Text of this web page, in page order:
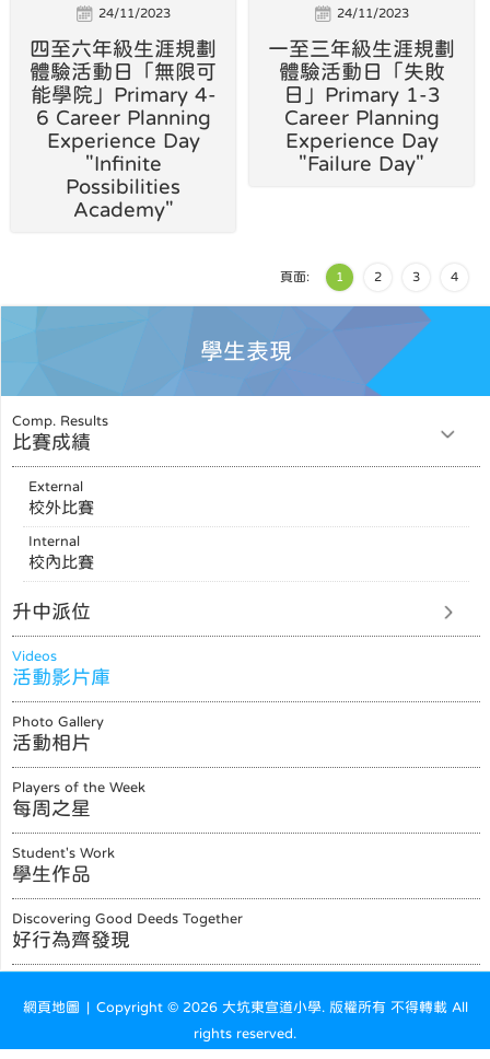
24/11/2023
四至六年級生涯規劃
體驗活動日「無限可
能學院」Primary 4-
6 Career Planning
Experience Day
"Infinite
Possibilities
Academy"
24/11/2023
一至三年級生涯規劃
體驗活動日「失敗
日」Primary 1-3
Career Planning
Experience Day
"Failure Day"
頁面: 1 2 3 4
學生表現
Comp. Results
比賽成績
External
校外比賽
Internal
校內比賽
升中派位
Videos
活動影片庫
Photo Gallery
活動相片
Players of the Week
每周之星
Student's Work
學生作品
Discovering Good Deeds Together
好行為齊發現
網頁地圖 | Copyright © 2026 大坑東宣道小學. 版權所有 不得轉載 All
rights reserved.